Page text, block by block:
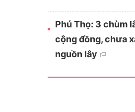
Phú Thọ: 3 chùm
cộng đồng, chưa
nguồn lây